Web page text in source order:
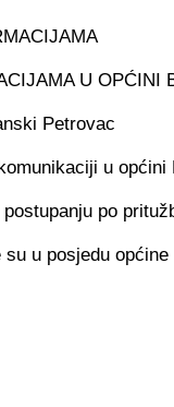
U OPĆINI
Petrovac
u općini
po
u posjedu